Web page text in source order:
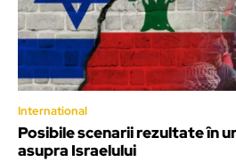
International
Posibile scenarii rezultate în
asupra Israelului